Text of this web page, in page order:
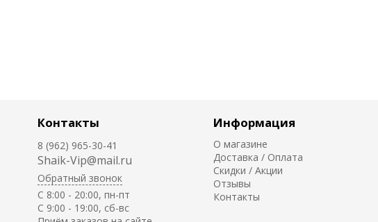
Контакты
8 (962) 965-30-41
Shaik-Vip@mail.ru
Обратный звонок
C 8:00 - 20:00, пн-пт
С 9:00 - 19:00, сб-вс
Информация
О магазине
Доставка / Оплата
Скидки / Акции
Отзывы
Контакты